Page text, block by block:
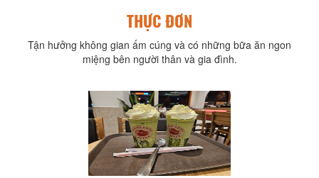
THỰC ĐƠN
Tận hưởng không gian ấm cúng và có những bữa ăn ngon
miệng bên người thân và gia đình.